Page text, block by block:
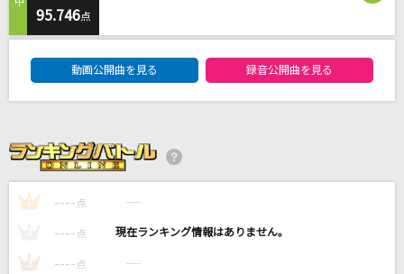
[生音]春愁
残酷な天使のテーゼ
高橋洋子
[生音]今更だって僕は言うかな
Saucy Dog
ブリキノダンス
日向電工
95.746点
動画公開曲を見る 録音公開曲を見る
1 ---- 点 ----
---- 点 ----
3 ---- 点 ----